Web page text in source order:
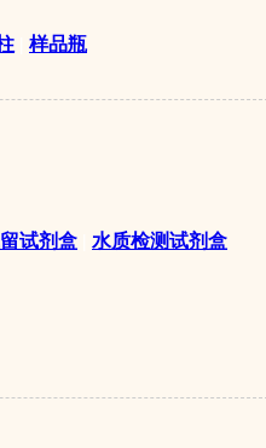
样品瓶
试剂盒
水质检测试剂盒
）；
双重保护程序
泄压保护，防
用安全系数；
自动快速排出
件全面升级，
效率较前一代
架自动升降系